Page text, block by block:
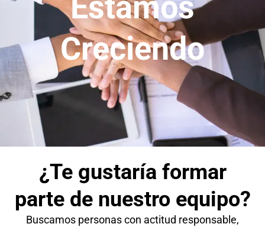
Creciendo
¿Te gustaría formar
parte de nuestro equipo?
Buscamos personas con actitud responsable,